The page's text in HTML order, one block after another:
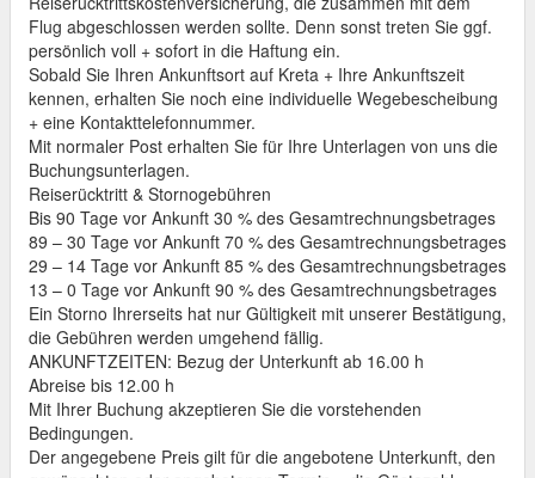
Flug abgeschlossen werden sollte. Denn sonst treten Sie ggf.
persönlich voll + sofort in die Haftung ein.
Sobald Sie Ihren Ankunftsort auf Kreta + Ihre Ankunftszeit
kennen, erhalten Sie noch eine individuelle Wegebescheibung
+ eine Kontakttelefonnummer.
Mit normaler Post erhalten Sie für Ihre Unterlagen von uns die
Buchungsunterlagen.
Reiserücktritt & Stornogebühren
Bis 90 Tage vor Ankunft 30 % des Gesamtrechnungsbetrages
89 – 30 Tage vor Ankunft 70 % des Gesamtrechnungsbetrages
29 – 14 Tage vor Ankunft 85 % des Gesamtrechnungsbetrages
13 – 0 Tage vor Ankunft 90 % des Gesamtrechnungsbetrages
Ein Storno Ihrerseits hat nur Gültigkeit mit unserer Bestätigung,
die Gebühren werden umgehend fällig.
ANKUNFTZEITEN: Bezug der Unterkunft ab 16.00 h
Abreise bis 12.00 h
Mit Ihrer Buchung akzeptieren Sie die vorstehenden
Bedingungen.
Der angegebene Preis gilt für die angebotene Unterkunft, den